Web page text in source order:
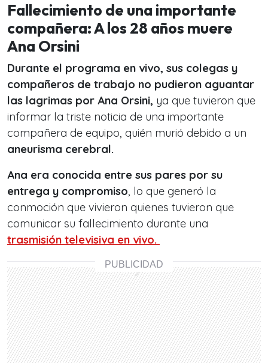
Fallecimiento de una importante
compañera: A los 28 años muere
Ana Orsini
Durante el programa en vivo, sus colegas y
compañeros de trabajo no pudieron aguantar
las lagrimas por Ana Orsini, ya que tuvieron que
informar la triste noticia de una importante
compañera de equipo, quién murió debido a un
aneurisma cerebral.
Ana era conocida entre sus pares por su
entrega y compromiso, lo que generó la
conmoción que vivieron quienes tuvieron que
comunicar su fallecimiento durante una
trasmisión televisiva en vivo.